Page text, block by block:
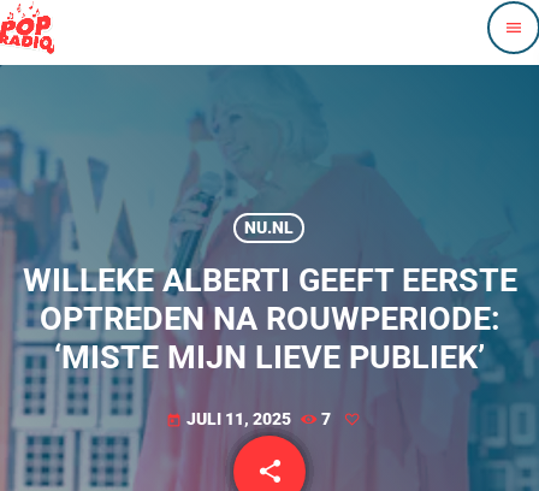
menu
NU.NL
WILLEKE ALBERTI GEEFT EERSTE
OPTREDEN NA ROUWPERIODE:
‘MISTE MIJN LIEVE PUBLIEK’
today JULI 11, 2025 7
share
email